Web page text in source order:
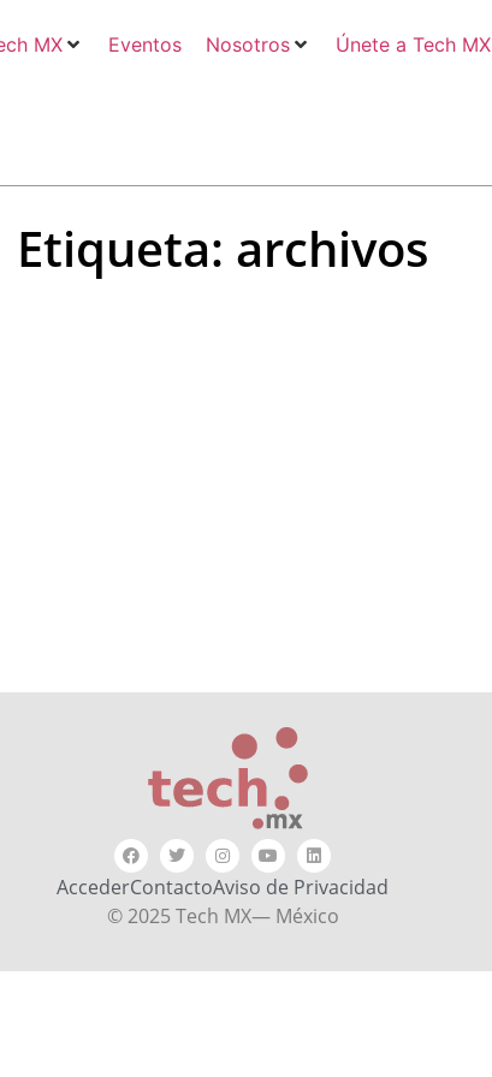
MX Eventos Nosotros Únete a Tech MX
Etiqueta: archivos
AccederContactoAviso de Privacidad
© 2025 Tech MX— México